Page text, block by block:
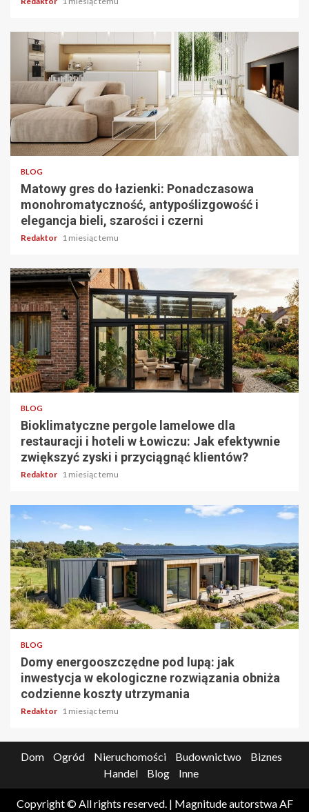
4 min odczytu
BLOG
Matowy gres do łazienki: Ponadczasowa
monohromatyczność, antypoślizgowość i
elegancja bieli, szarości i czerni
Redaktor 1 miesiąc temu
4 min odczytu
BLOG
Bioklimatyczne pergole lamelowe dla
restauracji i hoteli w Łowiczu: Jak efektywnie
zwiększyć zyski i przyciągnąć klientów?
Redaktor 1 miesiąc temu
5 min odczytu
BLOG
Domy energooszczędne pod lupą: jak
inwestycja w ekologiczne rozwiązania obniża
codzienne koszty utrzymania
Redaktor 1 miesiąc temu
Dom Ogród Nieruchomości Budownictwo
Biznes
Handel
Blog Inne
Copyright © All rights reserved. | Magnitudeautorstwa AF